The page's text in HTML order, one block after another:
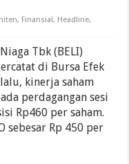
, Finansial, Headline,
Tbk (BELI)
di Bursa Efek
kinerja saham
perdagangan sesi
Rp460 per saham.
sebesar Rp 450 per